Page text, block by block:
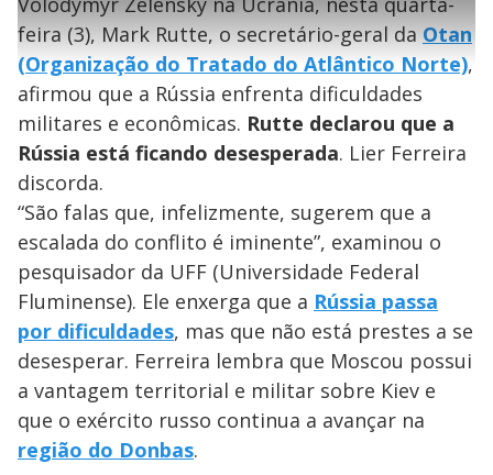
l
a
y
V
i
d
e
0
e
g
n
d
s
1
s
e
u
n
o
s
u
d
o
% s e
e
n
i
l
h
a
r
feira (3), Mark Rutte, o secretário-geral daOtan
(Organização do Tratado do Atlântico Norte),
afirmou que a Rússia enfrenta dificuldades
militares e econômicas. Rutte declarou que a
Rússia está ficando desesperada. Lier Ferreira
discorda.
“São falas que, infelizmente, sugerem que a
escalada do conflito é iminente”, examinou o
pesquisador da UFF (Universidade Federal
Fluminense). Ele enxerga que a Rússia passa
por dificuldades, mas que não está prestes a se
desesperar. Ferreira lembra que Moscou possui
a vantagem territorial e militar sobre Kiev e
que o exército russo continua a avançar na
região do Donbas.